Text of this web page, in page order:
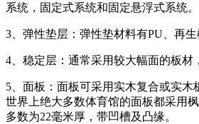
系统，固定式系统和固定悬浮式系统。
3、弹性垫层：弹性垫材料有PU、再
4、稳定层：通常采用较大幅面的板材
5、面板：面板可采用实木复合或实
世界上绝大多数体育馆的面板都采用
多数为22毫米厚，带凹槽及凸缘。